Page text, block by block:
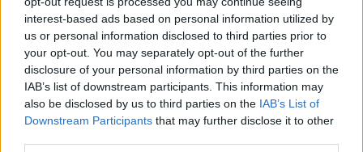
interest-based ads based on personal information utilized by
us or personal information disclosed to third parties prior to
your opt-out. You may separately opt-out of the further
disclosure of your personal information by third parties on the
IAB’s list of downstream participants. This information may
also be disclosed by us to third parties on the IAB’s List of
Downstream Participants that may further disclose it to other